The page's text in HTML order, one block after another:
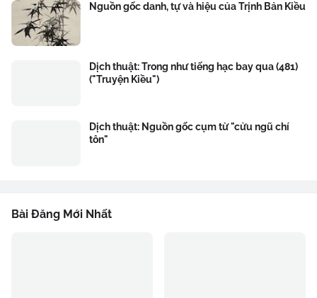
Nguồn gốc danh, tự và hiệu của Trịnh Bản Kiều
Dịch thuật: Trong như tiếng hạc bay qua (481)
("Truyện Kiều")
Dịch thuật: Nguồn gốc cụm từ "cửu ngũ chí
tôn"
Bài Đăng Mới Nhất